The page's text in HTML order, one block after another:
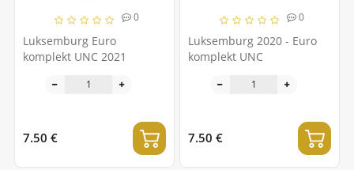
0
Luksemburg Euro
komplekt UNC 2021
7.50 €
0
Luksemburg 2020 - Euro
komplekt UNC
7.50 €